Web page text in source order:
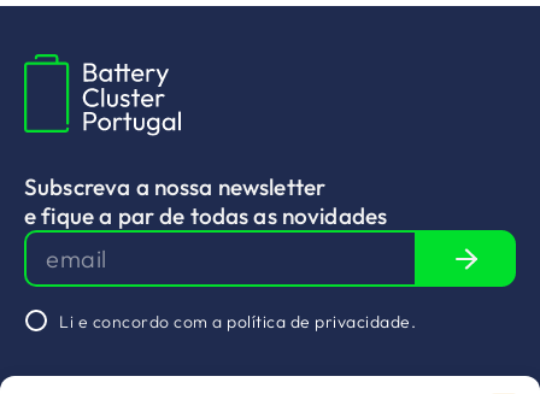
Subscreva a nossa newsletter
e fique a par de todas as novidades
Li e concordo com a política de privacidade.